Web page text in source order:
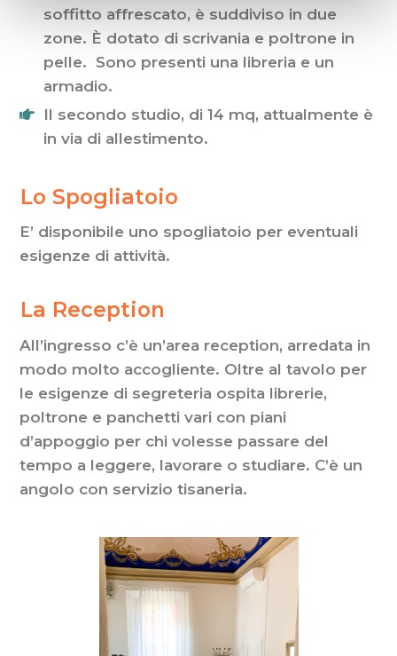
soffitto affrescato, è suddiviso in due
zone. È dotato di scrivania e poltrone in
pelle. Sono presenti una libreria e un
armadio.
Il secondo studio, di 14 mq, attualmente è
in via di allestimento.
Lo
Spogliatoio
Lo Spogliatoio
E’ disponibile uno spogliatoio per eventuali
esigenze di attività.
La
Reception
La Reception
All’ingresso c’è un’area reception, arredata in
modo molto accogliente. Oltre al tavolo per
le esigenze di segreteria ospita librerie,
poltrone e panchetti vari con piani
d’appoggio per chi volesse passare del
tempo a leggere, lavorare o studiare. C’è un
angolo con servizio tisaneria.